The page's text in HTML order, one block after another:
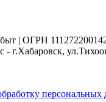
| ОГРН
г.Хабаровск,